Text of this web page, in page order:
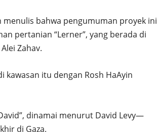
menulis bahwa pengumuman proyek ini
pertanian “Lerner”, yang berada di
Zahav.
kawasan itu dengan Rosh HaAyin
dinamai menurut David Levy—
di Gaza.